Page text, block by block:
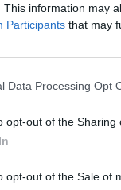
This information may
Participants that may
Data Processing Opt
opt-out of the Sharing
opt-out of the Sale of
frente al
del año
humana
directo: la
y
que una
Rapino,